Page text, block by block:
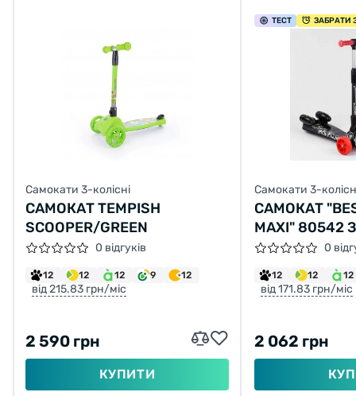
Самокати 3-колісні
САМОКАТ TEMPISH
SCOOPER/GREEN
0 відгуків
12 12 12 9 12
від 215.83 грн/міс
2 590 грн
КУПИТИ
ТЕСТ ЗАБРАТИ
Самокати 3-
САМОКАТ
MAXI" 80542 З
МУЗИКА,
0
12 12 12
від 171.83 грн/міс
2 062 грн